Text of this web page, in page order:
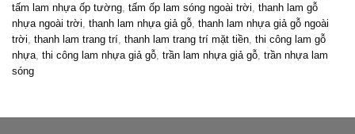
tấm lam nhựa ốp tường tấm ốp lam sóng ngoài trời thanh lam gỗ
nhựa ngoài trời thanh lam nhựa giả gỗ thanh lam nhựa giả gỗ ngoài
trời thanh lam trang trí thanh lam trang trí mặt tiền thi công lam gỗ
nhựa thi công lam nhựa giả gỗ trần lam nhựa giả gỗ trần nhựa lam
sóng